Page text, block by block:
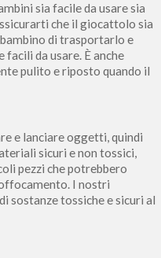
sia facile da usare sia
che il giocattolo sia
di trasportarlo e
da usare. È anche
pulito e riposto quando il
e lanciare oggetti, quindi
sicuri e non tossici,
pezzi che potrebbero
I nostri
tossiche e sicuri al